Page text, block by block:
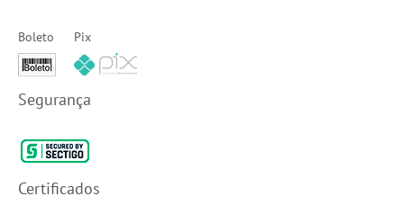
Boleto Pix
Segurança
Certificados